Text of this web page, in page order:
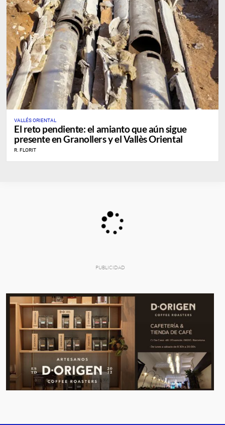
VALLÉS ORIENTAL
El reto pendiente: el amianto que aún sigue
presente en Granollers y el Vallès Oriental
R. FLORIT